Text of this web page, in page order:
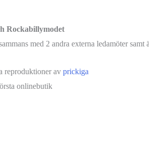
Rockabillymodet
med 2 andra externa ledamöter samt
reproduktioner av prickiga
onlinebutik